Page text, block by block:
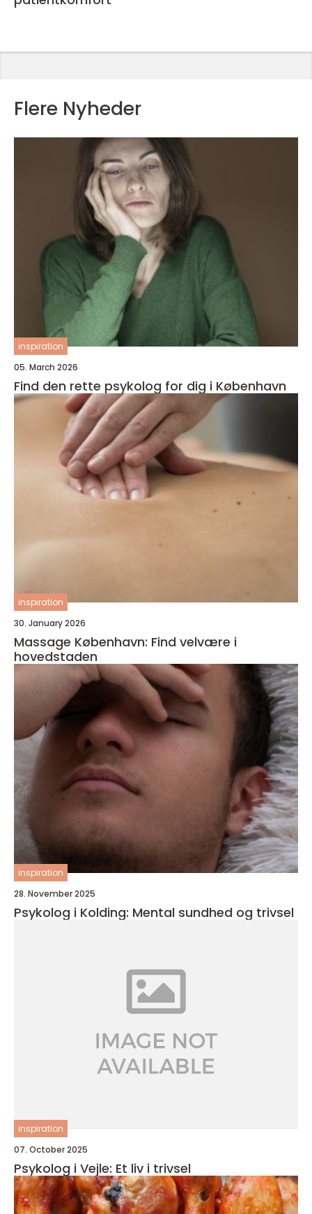
Flere Nyheder
inspiration
05. March 2026
Find den rette psykolog for dig i København
inspiration
30. January 2026
Massage København: Find velvære i
hovedstaden
inspiration
28. November 2025
Psykolog i Kolding: Mental sundhed og trivsel
inspiration
07. October 2025
Psykolog i Vejle: Et liv i trivsel